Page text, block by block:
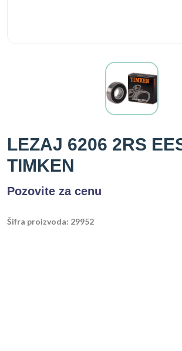
LEZAJ 6206 2RS
TIMKEN
Pozovite za cenu
Šifra proizvoda: 29952